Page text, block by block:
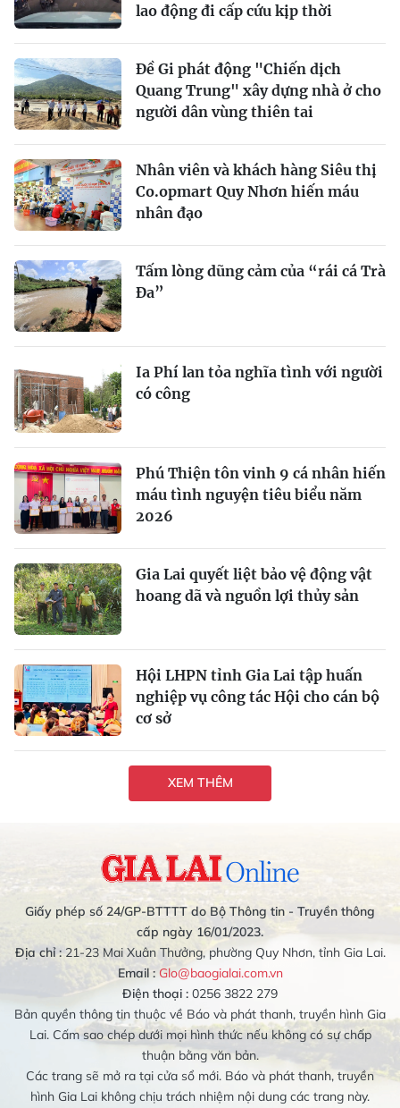
lao động đi cấp cứu kịp thời
Đề Gi phát động "Chiến dịch
Quang Trung" xây dựng nhà ở cho
người dân vùng thiên tai
Nhân viên và khách hàng Siêu thị
Co.opmart Quy Nhơn hiến máu
nhân đạo
Tấm lòng dũng cảm của “rái cá Trà
Đa”
Ia Phí lan tỏa nghĩa tình với người
có công
Phú Thiện tôn vinh 9 cá nhân hiến
máu tình nguyện tiêu biểu năm
2026
Gia Lai quyết liệt bảo vệ động vật
hoang dã và nguồn lợi thủy sản
Hội LHPN tỉnh Gia Lai tập huấn
nghiệp vụ công tác Hội cho cán bộ
cơ sở
XEM THÊM
Giấy phép số 24/GP-BTTTT do Bộ Thông tin - Truyền thông
cấp ngày 16/01/2023.
Địa chỉ :21-23 Mai Xuân Thưởng, phường Quy Nhơn, tỉnh Gia Lai.
Email : Glo@baogialai.com.vn
Điện thoại : 0256 3822 279
Bản quyền thông tin thuộc về Báo và phát thanh, truyền hình Gia
Lai. Cấm sao chép dưới mọi hình thức nếu không có sự chấp
thuận bằng văn bản.
Các trang sẽ mở ra tại cửa sổ mới. Báo và phát thanh, truyền
hình Gia Lai không chịu trách nhiệm nội dung các trang này.